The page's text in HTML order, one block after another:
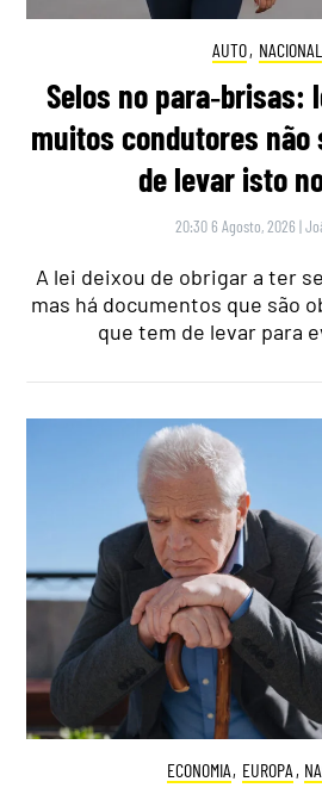
AUTO, NACIONAL
Selos no para‑brisas:
muitos condutores não
de levar isto
20:30 6 Agosto, 2026 |
A lei deixou de obrigar a ter
mas há documentos que são
que tem de levar para
ECONOMIA, EUROPA ,